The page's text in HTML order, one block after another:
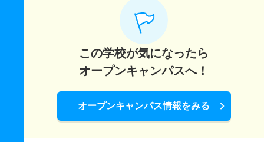
この学校が気になったら
オープンキャンパスへ！
オープンキャンパス情報をみる